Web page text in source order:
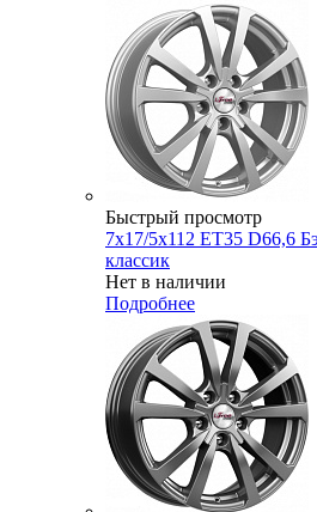
Быстрый просмотр
7x17/5x112 ET35 D66,6
классик
Нет в наличии
Подробнее